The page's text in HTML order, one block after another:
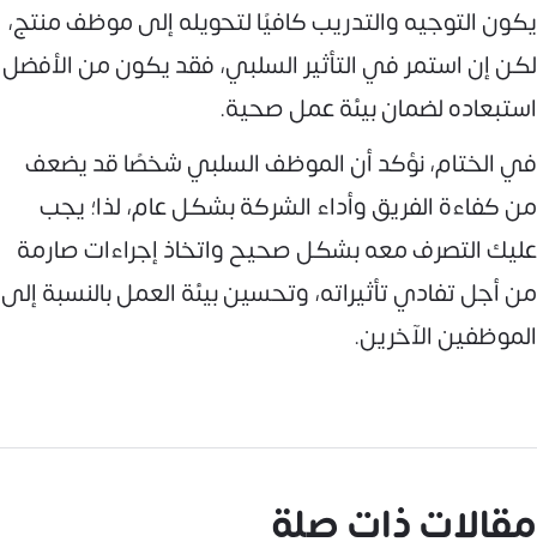
يكون التوجيه والتدريب كافيًا لتحويله إلى موظف منتج،
لكن إن استمر في التأثير السلبي، فقد يكون من الأفضل
استبعاده لضمان بيئة عمل صحية.
في الختام، نؤكد أن الموظف السلبي شخصًا قد يضعف
من كفاءة الفريق وأداء الشركة بشكل عام، لذا؛ يجب
عليك التصرف معه بشكل صحيح واتخاذ إجراءات صارمة
من أجل تفادي تأثيراته، وتحسين بيئة العمل بالنسبة إلى
الموظفين الآخرين.
مقالات ذات صلة